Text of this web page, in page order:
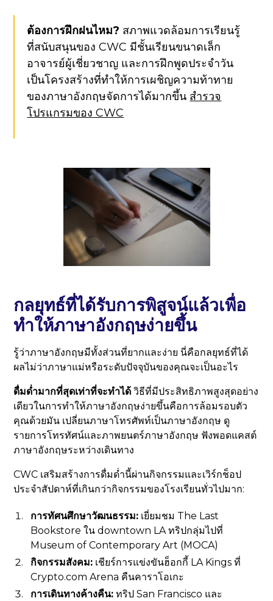
ต้องการฝึกฝนไหม? สภาพแวดล้อมการเรียนรู้
ที่สนับสนุนของ CWC มีชั้นเรียนขนาดเล็ก
อาจารย์ผู้เชี่ยวชาญ และการฝึกพูดประจำวัน
เป็นโครงสร้างที่ทำให้การเผชิญความท้าทาย
ของภาษาอังกฤษจัดการได้มากขึ้น สำรวจ
โปรแกรมของ CWC
กลยุทธ์ที่ได้รับการพิสูจน์แล้วเพื่อ
ทำให้ภาษาอังกฤษง่ายขึ้น
รู้ว่าภาษาอังกฤษมีทั้งส่วนที่ยากและง่าย นี่คือกลยุทธ์ที่ได้
ผลไม่ว่าภาษาแม่หรือระดับปัจจุบันของคุณจะเป็นอะไร
ดื่มด่ำมากที่สุดเท่าที่จะทำได้ วิธีที่มีประสิทธิภาพสูงสุดอย่าง
เดียวในการทำให้ภาษาอังกฤษง่ายขึ้นคือการล้อมรอบตัว
คุณด้วยมัน เปลี่ยนภาษาโทรศัพท์เป็นภาษาอังกฤษ ดู
รายการโทรทัศน์และภาพยนตร์ภาษาอังกฤษ ฟังพอดแคสต์
ภาษาอังกฤษระหว่างเดินทาง
CWC เสริมสร้างการดื่มด่ำนี้ผ่านกิจกรรมและเวิร์กช็อป
ประจำสัปดาห์ที่เกินกว่ากิจกรรมของโรงเรียนทั่วไปมาก:
การทัศนศึกษาวัฒนธรรม: เยี่ยมชม The Last
Bookstore ใน downtown LA ทริปกลุ่มไปที่
Museum of Contemporary Art (MOCA)
กิจกรรมสังคม: เชียร์การแข่งขันฮ็อกกี้ LA Kings ที่
Crypto.com Arena คืนคาราโอเกะ
การเดินทางค้างคืน: ทริป San Francisco และ